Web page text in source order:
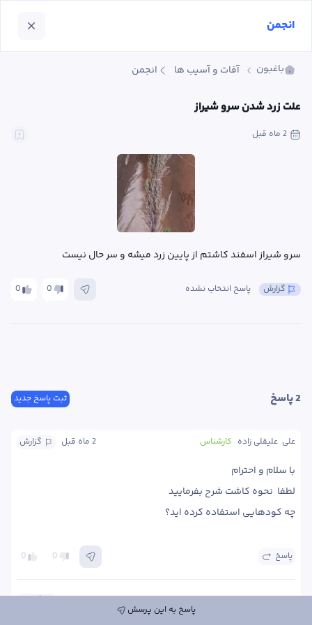
باغبون آفات و آسیب ها انجمن
علت زرد شدن سرو شیراز
2 ماه قبل
سرو شیراز اسفند کاشتم از پایین زرد میشه و سر حال نیست
0 0 پاسخ انتخاب نشده گزارش
ثبت پاسخ جدید 2 پاسخ
گزارش 2 ماه قبل کارشناس علی  علیقلی زاده
چه کودهایی استفاده کرده اید؟
0 0 پاسخ
گزارش 2 ماه قبل کارشناس علی  علیقلی زاده
پاسخ به این پرسش
انجمن